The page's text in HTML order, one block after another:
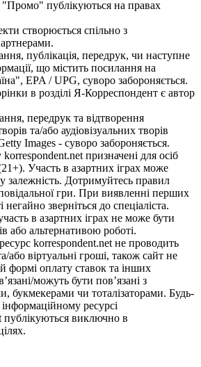
публікуються на правах
створюється спільно з
публікація, передрук, чи наступне
що містить посилання на
EPA / UPG, суворо забороняється.
в розділі Я-Корреспондент є автор
передрук та відтворення
та/або аудіовізуальних творів
Images - суворо забороняється.
призначені для осіб
Участь в азартних іграх може
залежність. Дотримуйтесь правил
гри. При виявленні перших
негайно зверніться до спеціаліста.
в азартних іграх не може бути
або альтернативою роботі.
korrespondent.net не проводить
або віртуальні гроші, також сайт не
формі оплату ставок та інших
можуть бути пов’язані з
букмекерами чи тоталізаторами. Будь-
інформаційному ресурсі
публікуються виключно в